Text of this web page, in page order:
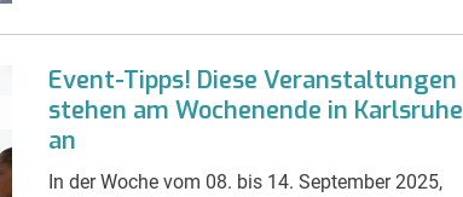
Event-Tipps! Diese Veranstaltungen
stehen am Wochenende in Karlsruhe
an
In der Woche vom 08. bis 14. September 2025,